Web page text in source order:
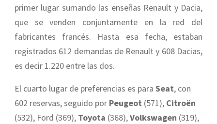
primer lugar sumando las enseñas Renault y Dacia,
que se venden conjuntamente en la red del
fabricantes francés. Hasta esa fecha, estaban
registrados 612 demandas de Renault y 608 Dacias,
es decir 1.220 entre las dos.
El cuarto lugar de preferencias es para Seat, con
602 reservas, seguido por Peugeot (571), Citroën
(532), Ford (369), Toyota (368),Volkswagen (319),